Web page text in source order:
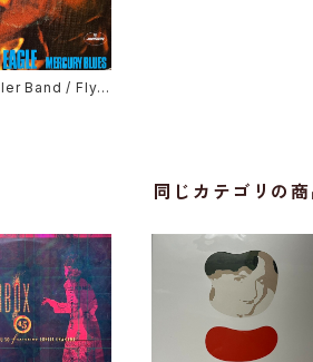
Band / Fly L
同じカテゴリの